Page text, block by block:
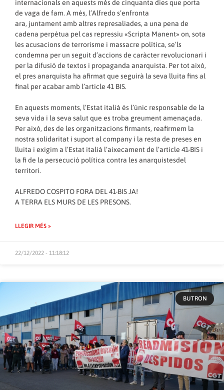
internacionals en aquests més de cinquanta dies que porta
de vaga de fam. A més, l’Alfredo s’enfronta
ara, juntament amb altres represaliades, a una pena de
cadena perpètua pel cas repressiu «Scripta Manent» on, sota
les acusacions de terrorisme i massacre política, se’ls
condemna per un seguit d’accions de caràcter revolucionari i
per la difusió de textos i propaganda anarquista. Per tot això,
el pres anarquista ha afirmat que seguirà la seva lluita fins al
final per acabar amb l’article 41 BIS.
En aquests moments, l’Estat italià és l’únic responsable de la
seva vida i la seva salut que es troba greument amenaçada.
Per això, des de les organitzacions firmants, reafirmem la
nostra solidaritat i suport al company i la resta de preses en
lluita i exigim a l’Estat italià l’aixecament de l’article 41-BIS i
la fi de la persecució política contra les anarquistesdel
territori.
ALFREDO COSPITO FORA DEL 41-BIS JA!
A TERRA ELS MURS DE LES PRESONS.
LLEGIR MÉS »
22/12/2022 - 11:18:12
BUTRON